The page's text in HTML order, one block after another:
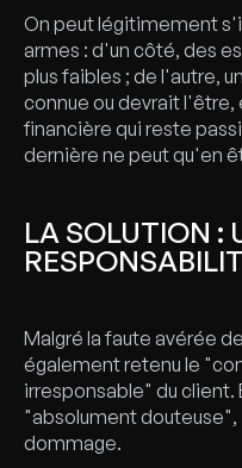
On peut légitimement
armes : d'un côté, des
plus faibles ; de l'autre,
connue ou devrait l'être,
financière qui reste
dernière ne peut qu'en
LA SOLUTION :
Malgré la faute avérée
également retenu le
irresponsable" du client.
"absolument douteuse",
dommage.